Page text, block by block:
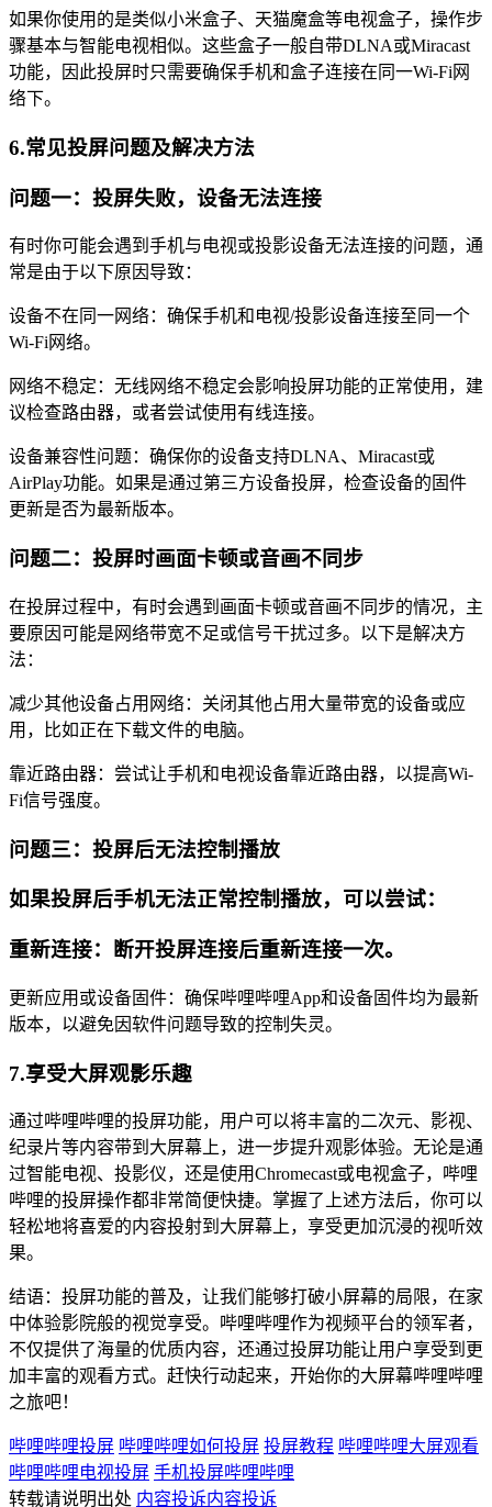
如果你使用的是类似小米盒子、天猫魔盒等电视盒子，操作步
骤基本与智能电视相似。这些盒子一般自带DLNA或Miracast
功能，因此投屏时只需要确保手机和盒子连接在同一Wi-Fi网
络下。
6.常见投屏问题及解决方法
问题一：投屏失败，设备无法连接
有时你可能会遇到手机与电视或投影设备无法连接的问题，通
常是由于以下原因导致：
设备不在同一网络：确保手机和电视/投影设备连接至同一个
Wi-Fi网络。
网络不稳定：无线网络不稳定会影响投屏功能的正常使用，建
议检查路由器，或者尝试使用有线连接。
设备兼容性问题：确保你的设备支持DLNA、Miracast或
AirPlay功能。如果是通过第三方设备投屏，检查设备的固件
更新是否为最新版本。
问题二：投屏时画面卡顿或音画不同步
在投屏过程中，有时会遇到画面卡顿或音画不同步的情况，主
要原因可能是网络带宽不足或信号干扰过多。以下是解决方
法：
减少其他设备占用网络：关闭其他占用大量带宽的设备或应
用，比如正在下载文件的电脑。
靠近路由器：尝试让手机和电视设备靠近路由器，以提高Wi-
Fi信号强度。
问题三：投屏后无法控制播放
如果投屏后手机无法正常控制播放，可以尝试：
重新连接：断开投屏连接后重新连接一次。
更新应用或设备固件：确保哔哩哔哩App和设备固件均为最新
版本，以避免因软件问题导致的控制失灵。
7.享受大屏观影乐趣
通过哔哩哔哩的投屏功能，用户可以将丰富的二次元、影视、
纪录片等内容带到大屏幕上，进一步提升观影体验。无论是通
过智能电视、投影仪，还是使用Chromecast或电视盒子，哔哩
哔哩的投屏操作都非常简便快捷。掌握了上述方法后，你可以
轻松地将喜爱的内容投射到大屏幕上，享受更加沉浸的视听效
果。
结语：投屏功能的普及，让我们能够打破小屏幕的局限，在家
中体验影院般的视觉享受。哔哩哔哩作为视频平台的领军者，
不仅提供了海量的优质内容，还通过投屏功能让用户享受到更
加丰富的观看方式。赶快行动起来，开始你的大屏幕哔哩哔哩
之旅吧！
哔哩哔哩投屏 哔哩哔哩如何投屏 投屏教程 哔哩哔哩大屏观看
哔哩哔哩电视投屏 手机投屏哔哩哔哩
转载请说明出处 内容投诉内容投诉